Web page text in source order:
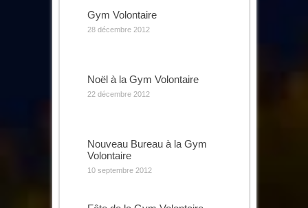
Gym Volontaire
28 décembre 2012
Noël à la Gym Volontaire
22 décembre 2012
Nouveau Bureau à la Gym
Volontaire
10 septembre 2012